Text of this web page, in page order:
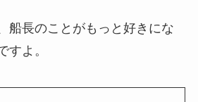
船長のことがもっと好きにな
すよ。